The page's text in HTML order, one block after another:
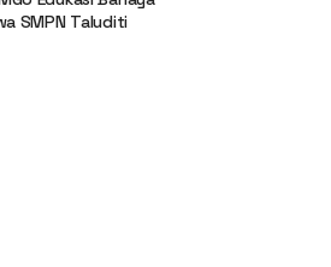
SMPN Taluditi